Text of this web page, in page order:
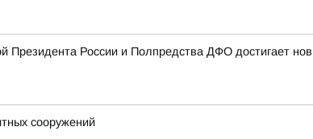
Президента России и Полпредства ДФО достигает
сооружений